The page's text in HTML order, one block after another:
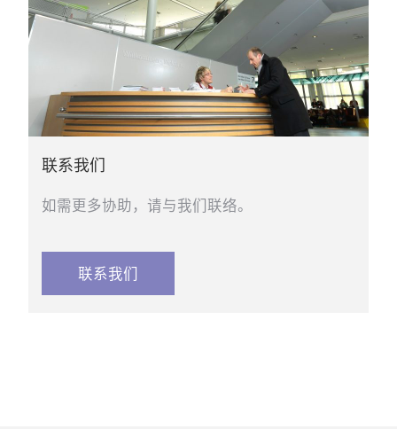
联系我们
如需更多协助，请与我们联络。
联系我们